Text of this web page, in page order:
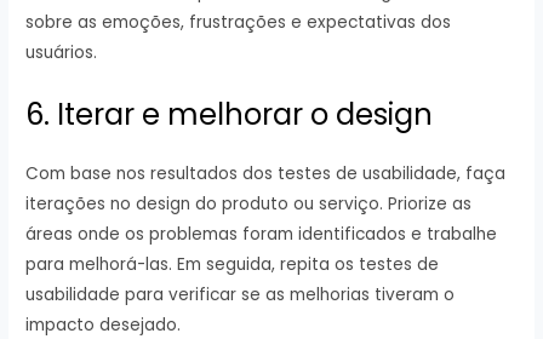
sobre as emoções, frustrações e expectativas dos
usuários.
6. Iterar e melhorar o design
Com base nos resultados dos testes de usabilidade, faça
iterações no design do produto ou serviço. Priorize as
áreas onde os problemas foram identificados e trabalhe
para melhorá-las. Em seguida, repita os testes de
usabilidade para verificar se as melhorias tiveram o
impacto desejado.